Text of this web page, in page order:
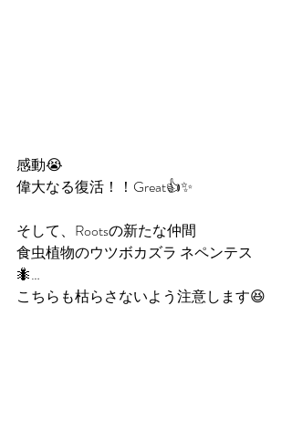
感動😭
偉大なる復活！！Great👍✨
そして、Rootsの新たな仲間
食虫植物のウツボカズラ ネペンテス
🐜…
こちらも枯らさないよう注意します😆